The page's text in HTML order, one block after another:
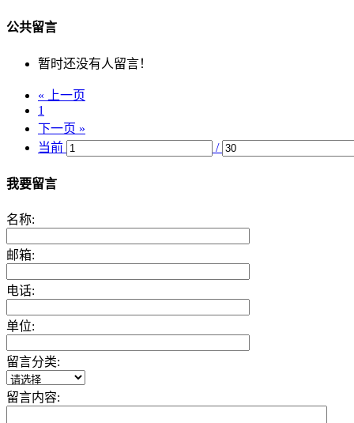
公共留言
暂时还没有人留言！
« 上一页
1
下一页 »
当前
/
我要留言
名称:
邮箱:
电话:
单位:
留言分类:
留言内容: